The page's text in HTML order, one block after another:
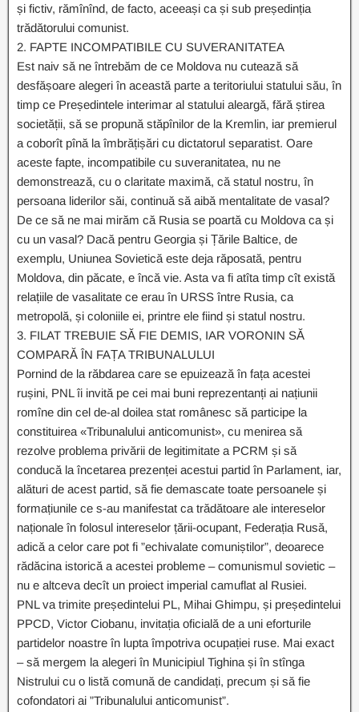
și fictiv, rămînînd, de facto, aceeași ca și sub președinția
trădătorului comunist.
2. FAPTE INCOMPATIBILE CU SUVERANITATEA
Est naiv să ne întrebăm de ce Moldova nu cutează să
desfășoare alegeri în această parte a teritoriului statului său, în
timp ce Președintele interimar al statului aleargă, fără știrea
societății, să se propună stăpînilor de la Kremlin, iar premierul
a coborît pînă la îmbrățișări cu dictatorul separatist. Oare
aceste fapte, incompatibile cu suveranitatea, nu ne
demonstrează, cu o claritate maximă, că statul nostru, în
persoana liderilor săi, continuă să aibă mentalitate de vasal?
De ce să ne mai mirăm că Rusia se poartă cu Moldova ca și
cu un vasal? Dacă pentru Georgia și Țările Baltice, de
exemplu, Uniunea Sovietică este deja răposată, pentru
Moldova, din păcate, e încă vie. Asta va fi atîta timp cît există
relațiile de vasalitate ce erau în URSS între Rusia, ca
metropolă, și coloniile ei, printre ele fiind și statul nostru.
3. FILAT TREBUIE SĂ FIE DEMIS, IAR VORONIN SĂ
COMPARĂ ÎN FAȚA TRIBUNALULUI
Pornind de la răbdarea care se epuizează în fața acestei
rușini, PNL îi invită pe cei mai buni reprezentanți ai națiunii
romîne din cel de-al doilea stat românesc să participe la
constituirea «Tribunalului anticomunist», cu menirea să
rezolve problema privării de legitimitate a PCRM și să
conducă la încetarea prezenței acestui partid în Parlament, iar,
alături de acest partid, să fie demascate toate persoanele și
formațiunile ce s-au manifestat ca trădătoare ale intereselor
naționale în folosul intereselor țării-ocupant, Federația Rusă,
adică a celor care pot fi ”echivalate comuniștilor”, deoarece
rădăcina istorică a acestei probleme – comunismul sovietic –
nu e altceva decît un proiect imperial camuflat al Rusiei.
PNL va trimite președintelui PL, Mihai Ghimpu, și președintelui
PPCD, Victor Ciobanu, invitația oficială de a uni eforturile
partidelor noastre în lupta împotriva ocupației ruse. Mai exact
– să mergem la alegeri în Municipiul Tighina și în stînga
Nistrului cu o listă comună de candidați, precum și să fie
cofondatori ai ”Tribunalului anticomunist”.